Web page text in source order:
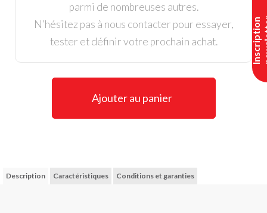
I
n
s
c
r
i
p
t
i
o
n
n
e
w
s
l
e
t
t
e
parmi de nombreuses autres.
N’hésitez pas à nous contacter pour essayer,
tester et définir votre prochain achat.
Ajouter au panier
Description Caractéristiques Conditions et garanties